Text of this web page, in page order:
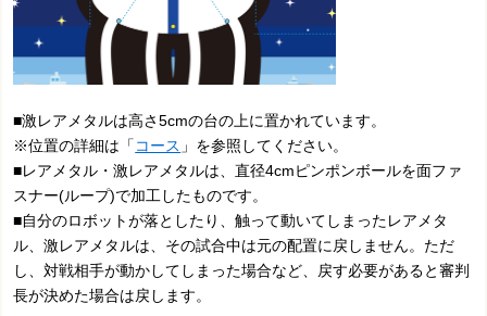
■激レアメタルは高さ5cmの台の上に置かれています。
※位置の詳細は「 コース 」を参照してください。
■レアメタル・激レアメタルは、直径4cmピンポンボールを面ファ
スナー(ループ)で加工したものです。
■自分のロボットが落としたり、触って動いてしまったレアメタ
ル、激レアメタルは、その試合中は元の配置に戻しません。ただ
し、対戦相手が動かしてしまった場合など、戻す必要があると審判
長が決めた場合は戻します。